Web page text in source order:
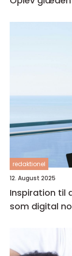
redaktionel
12. August 2025
Inspiration til
som digital